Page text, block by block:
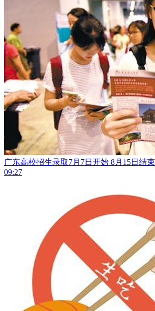
广东高校招生录取7月7日开始 8月15日结束
09:27